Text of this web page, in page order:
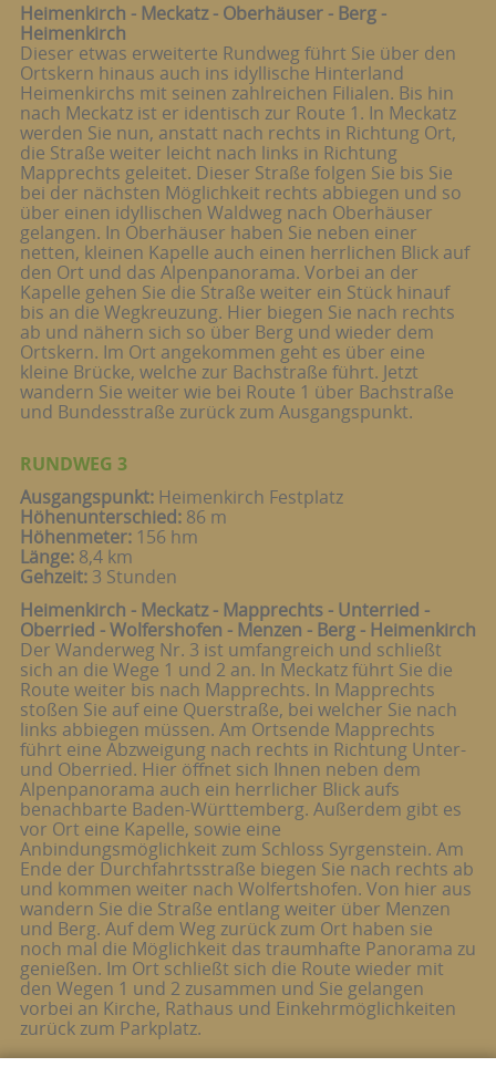
Heimenkirch - Meckatz - Oberhäuser - Berg -
Heimenkirch
Dieser etwas erweiterte Rundweg führt Sie über den
Ortskern hinaus auch ins idyllische Hinterland
Heimenkirchs mit seinen zahlreichen Filialen. Bis hin
nach Meckatz ist er identisch zur Route 1. In Meckatz
werden Sie nun, anstatt nach rechts in Richtung Ort,
die Straße weiter leicht nach links in Richtung
Mapprechts geleitet. Dieser Straße folgen Sie bis Sie
bei der nächsten Möglichkeit rechts abbiegen und so
über einen idyllischen Waldweg nach Oberhäuser
gelangen. In Oberhäuser haben Sie neben einer
netten, kleinen Kapelle auch einen herrlichen Blick auf
den Ort und das Alpenpanorama. Vorbei an der
Kapelle gehen Sie die Straße weiter ein Stück hinauf
bis an die Wegkreuzung. Hier biegen Sie nach rechts
ab und nähern sich so über Berg und wieder dem
Ortskern. Im Ort angekommen geht es über eine
kleine Brücke, welche zur Bachstraße führt. Jetzt
wandern Sie weiter wie bei Route 1 über Bachstraße
und Bundesstraße zurück zum Ausgangspunkt.
RUNDWEG 3
Ausgangspunkt: Heimenkirch Festplatz
Höhenunterschied: 86 m
Höhenmeter: 156 hm
Länge: 8,4 km
Gehzeit: 3 Stunden
Heimenkirch - Meckatz - Mapprechts - Unterried -
Oberried - Wolfershofen - Menzen - Berg - Heimenkirch
Der Wanderweg Nr. 3 ist umfangreich und schließt
sich an die Wege 1 und 2 an. In Meckatz führt Sie die
Route weiter bis nach Mapprechts. In Mapprechts
stoßen Sie auf eine Querstraße, bei welcher Sie nach
links abbiegen müssen. Am Ortsende Mapprechts
führt eine Abzweigung nach rechts in Richtung Unter-
und Oberried. Hier öffnet sich Ihnen neben dem
Alpenpanorama auch ein herrlicher Blick aufs
benachbarte Baden-Württemberg. Außerdem gibt es
vor Ort eine Kapelle, sowie eine
Anbindungsmöglichkeit zum Schloss Syrgenstein. Am
Ende der Durchfahrtsstraße biegen Sie nach rechts ab
und kommen weiter nach Wolfertshofen. Von hier aus
wandern Sie die Straße entlang weiter über Menzen
und Berg. Auf dem Weg zurück zum Ort haben sie
noch mal die Möglichkeit das traumhafte Panorama zu
genießen. Im Ort schließt sich die Route wieder mit
den Wegen 1 und 2 zusammen und Sie gelangen
vorbei an Kirche, Rathaus und Einkehrmöglichkeiten
zurück zum Parkplatz.